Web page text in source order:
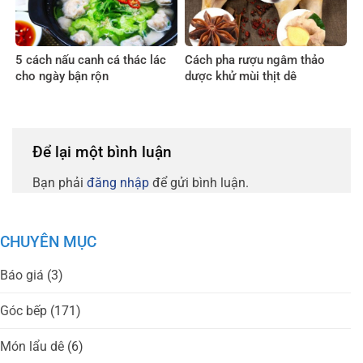
5 cách nấu canh cá thác lác
cho ngày bận rộn
Cách pha rượu ngâm thảo
dược khử mùi thịt dê
Để lại một bình luận
Bạn phải đăng nhập để gửi bình luận.
CHUYÊN MỤC
Báo giá (3)
Góc bếp (171)
Món lẩu dê (6)